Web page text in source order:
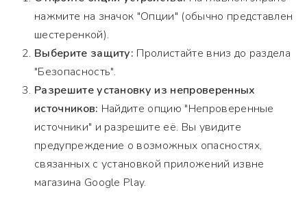
нажмите на значок "Опции" (обычно представлен
шестеренкой).
Выберите защиту: Пролистайте вниз до раздела
"Безопасность".
Разрешите установку из непроверенных
источников: Найдите опцию "Непроверенные
источники" и разрешите её. Вы увидите
предупреждение о возможных опасностях,
связанных с установкой приложений извне
магазина Google Play.